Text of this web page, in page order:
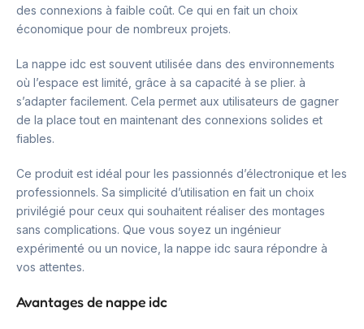
des connexions à faible coût. Ce qui en fait un choix
économique pour de nombreux projets.
La nappe idc est souvent utilisée dans des environnements
où l’espace est limité, grâce à sa capacité à se plier. à
s’adapter facilement. Cela permet aux utilisateurs de gagner
de la place tout en maintenant des connexions solides et
fiables.
Ce produit est idéal pour les passionnés d’électronique et les
professionnels. Sa simplicité d’utilisation en fait un choix
privilégié pour ceux qui souhaitent réaliser des montages
sans complications. Que vous soyez un ingénieur
expérimenté ou un novice, la nappe idc saura répondre à
vos attentes.
Avantages de nappe idc